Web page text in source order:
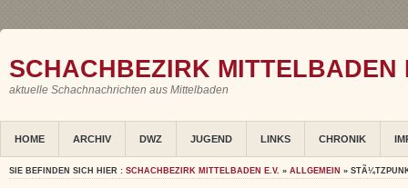
SCHACHBEZIRK MITTELBADEN
aktuelle Schachnachrichten aus Mittelbaden
HOME ARCHIV DWZ JUGEND LINKS CHRONIK
SIE BEFINDEN SICH HIER : SCHACHBEZIRK MITTELBADEN E.V. » ALLGEMEIN »